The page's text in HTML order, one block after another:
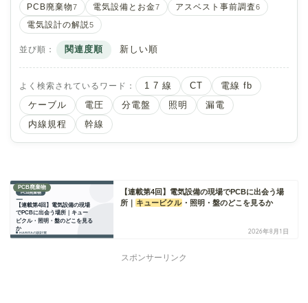
PCB廃棄物7 電気設備とお金7 アスベスト事前調査6
電気設計の解説5
並び順： 関連度順 新しい順
よく検索されているワード： 1 7 線 CT
電線 fb
ケーブル
電圧 分電盤 照明
漏電
内線規程
幹線
PCB廃棄物
【連載第4回】電気設備の現場でPCBに出会う場
所｜ キュービクル ・照明・盤のどこを見るか
2026年8月1日
スポンサーリンク